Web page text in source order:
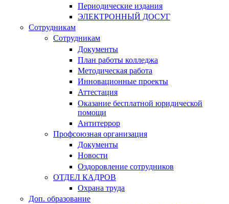
Периодические издания
ЭЛЕКТРОННЫЙ ДОСУГ
Сотрудникам
Сотрудникам
Документы
План работы колледжа
Методическая работа
Инновационные проекты
Аттестация
Оказание бесплатной юридической
помощи
Антитеррор
Профсоюзная организация
Документы
Новости
Оздоровление сотрудников
ОТДЕЛ КАДРОВ
Охрана труда
Доп. образование